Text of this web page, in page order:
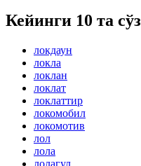
Кейинги 10 та сўз
локдаун
локла
локлан
локлат
локлаттир
локомобил
локомотив
лол
лола